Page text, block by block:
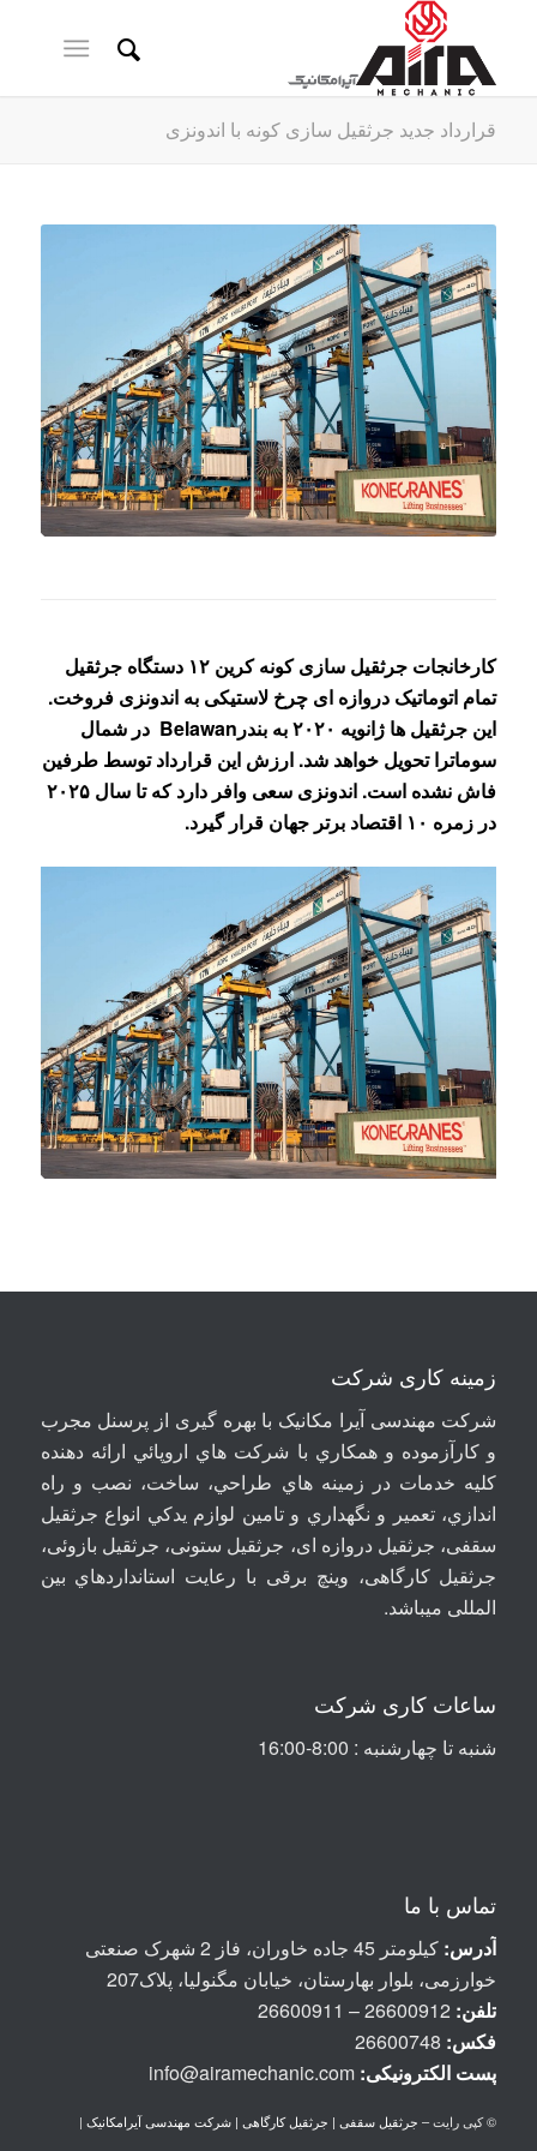
قرارداد جدید جرثقیل سازی کونه با اندونزی
کارخانجات جرثقیل سازی کونه کرین ۱۲ دستگاه جرثقیل
تمام اتوماتیک دروازه ای چرخ لاستیکی به اندونزی فروخت.
این جرثقیل ها ژانویه ۲۰۲۰ به بندر
Belawan در شمال
سوماترا تحویل خواهد شد. ارزش این قرارداد توسط طرفین
فاش نشده است. اندونزی سعی وافر دارد که تا سال ۲۰۲۵
در زمره ۱۰ اقتصاد برتر جهان قرار گیرد.
زمینه کاری شرکت
شرکت مهندسی آيرا مکانيک با بهره گیری از پرسنل مجرب
و کارآزموده و همکاري با شرکت هاي اروپائي ارائه دهنده
کلیه خدمات در زمينه هاي طراحي، ساخت، نصب و راه
اندازي، تعمير و نگهداري و تامين لوازم يدکي انواع جرثقيل
سقفی، جرثقيل دروازه ای، جرثقيل ستونی، جرثقيل بازوئی،
جرثقیل کارگاهی، وینچ برقی با رعايت استانداردهاي بين
المللی ميباشد.
ساعات کاری شرکت
شنبه تا چهارشنبه : 8:00-16:00
تماس با ما
آدرس:
کیلومتر 45 جاده خاوران، فاز 2 شهرک صنعتی
خوارزمی، بلوار بهارستان، خیابان مگنولیا، پلاک207
تلفن:
فکس:
پست الكترونيكی:
© کپی رایت – جرثقیل سقفی | جرثقیل کارگاهی | شرکت مهندسی آیرامکانیک|